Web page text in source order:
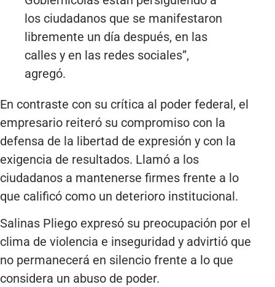
los ciudadanos que se manifestaron
libremente un día después, en las
calles y en las redes sociales”,
agregó.
En contraste con su crítica al poder federal, el
empresario reiteró su compromiso con la
defensa de la libertad de expresión y con la
exigencia de resultados. Llamó a los
ciudadanos a mantenerse firmes frente a lo
que calificó como un deterioro institucional.
Salinas Pliego expresó su preocupación por el
clima de violencia e inseguridad y advirtió que
no permanecerá en silencio frente a lo que
considera un abuso de poder.